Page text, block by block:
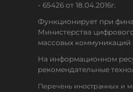
- 65426 от 18.04.2016г.
Функционирует при
Министерства
массовых
На информационном
рекомендательные
Перечень иностранных и